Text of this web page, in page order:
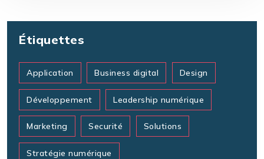
Étiquettes
Application Business digital Design
Développement Leadership numérique
Marketing Securité Solutions
Stratégie numérique